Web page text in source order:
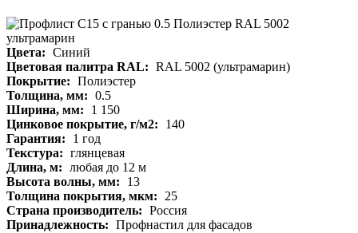
Цвета: Синий
Цветовая палитра RAL: RAL 5002 (ультрамарин)
Покрытие: Полиэстер
Толщина, мм: 0.5
Ширина, мм:
1 150
Цинковое покрытие, г/м2:
140
Гарантия:
1 год
Текстура: глянцевая
Длина, м: любая до 12 м
Высота волны, мм:
13
Толщина покрытия, мкм: 25
Страна производитель: Россия
Принадлежность: Профнастил для фасадов